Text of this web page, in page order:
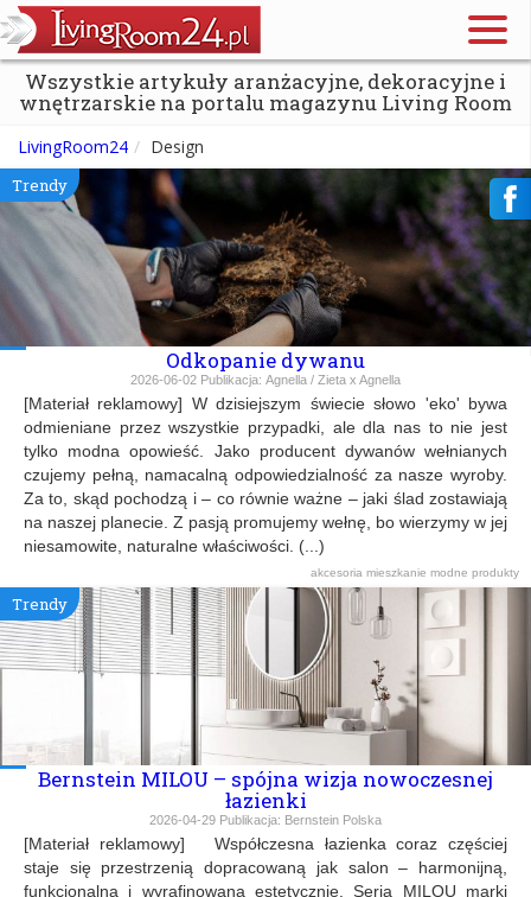
Wszystkie artykuły aranżacyjne, dekoracyjne i
wnętrzarskie na portalu magazynu Living Room
LivingRoom24 Design
Trendy
Odkopanie dywanu
2026-06-02 Publikacja: Agnella / Zieta x Agnella
[Materiał reklamowy] W dzisiejszym świecie słowo 'eko' bywa
odmieniane przez wszystkie przypadki, ale dla nas to nie jest
tylko modna opowieść. Jako producent dywanów wełnianych
czujemy pełną, namacalną odpowiedzialność za nasze wyroby.
Za to, skąd pochodzą i – co równie ważne – jaki ślad zostawiają
na naszej planecie. Z pasją promujemy wełnę, bo wierzymy w jej
niesamowite, naturalne właściwości. (...)
akcesoria mieszkanie modne produkty
Trendy
Bernstein MILOU – spójna wizja nowoczesnej
łazienki
2026-04-29 Publikacja: Bernstein Polska
[Materiał reklamowy] Współczesna łazienka coraz częściej
staje się przestrzenią dopracowaną jak salon – harmonijną,
funkcjonalną i wyrafinowaną estetycznie. Seria MILOU marki